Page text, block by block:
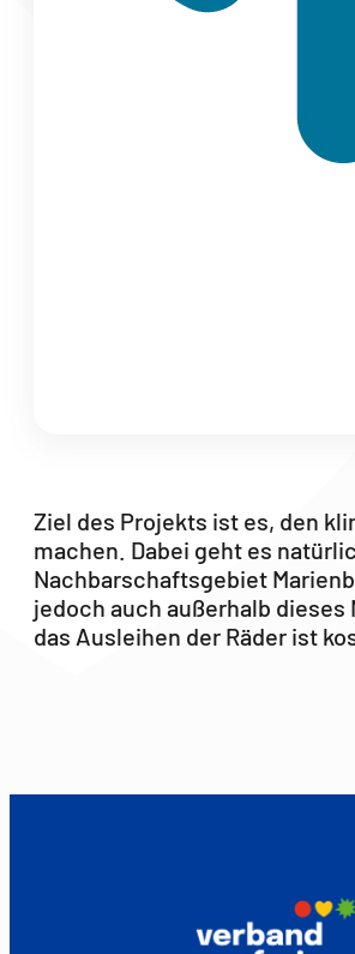
Ziel des Projekts ist es, den
machen. Dabei geht es
Nachbarschaftsgebiet
jedoch auch außerhalb
das Ausleihen der Räder ist